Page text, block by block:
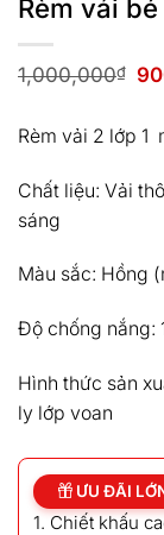
Rèm vải
1,000,000₫
Rèm vải 2 lớp 1
Chất liệu: Vải
sáng
Màu sắc: Hồng
Độ chống nắng:
Hình thức sản
ly lớp voan
ƯU ĐÃI
1. Chiết khấu